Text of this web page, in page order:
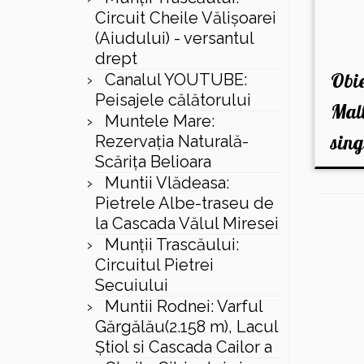
Circuit Cheile Vălișoarei
(Aiudului) - versantul
drept
Canalul YOUTUBE:
Peisajele călătorului
Muntele Mare:
Rezervaţia Naturală-
Scăriţa Belioara
Muntii Vlădeasa:
Pietrele Albe-traseu de
la Cascada Vălul Miresei
Munții Trascăului:
Circuitul Pietrei
Secuiului
Muntii Rodnei: Varful
Gărgălău(2.158 m), Lacul
Ştiol si Cascada Cailor a